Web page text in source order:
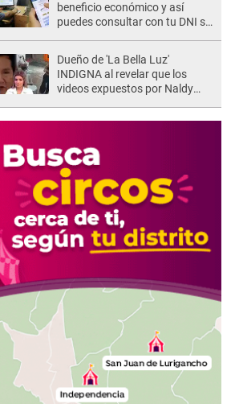
beneficio económico y así
puedes consultar con tu DNI si
Dueño de 'La Bella Luz'
INDIGNA al revelar que los
videos expuestos por Naldy